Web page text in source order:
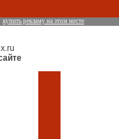
купить рекламу на этом месте